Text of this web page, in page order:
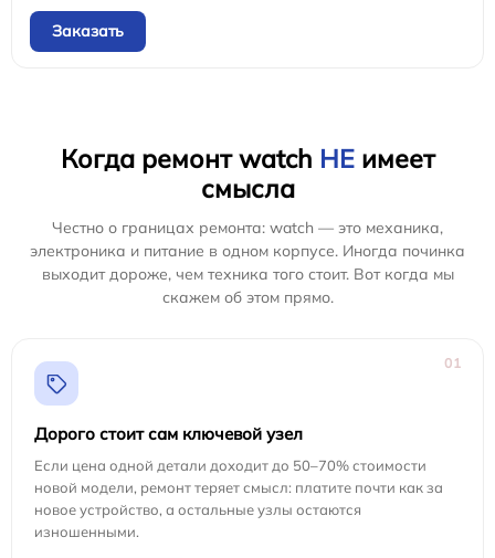
Заказать
Когда ремонт watch НЕимеет
смысла
Честно о границах ремонта: watch — это механика,
электроника и питание в одном корпусе. Иногда починка
выходит дороже, чем техника того стоит. Вот когда мы
скажем об этом прямо.
01
Дорого стоит сам ключевой узел
Если цена одной детали доходит до 50–70% стоимости
новой модели, ремонт теряет смысл: платите почти как за
новое устройство, а остальные узлы остаются
изношенными.